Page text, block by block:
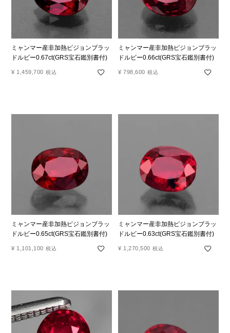
ミャンマー産非加熱ピジョンブラッ
ドルビー0.67ct(GRS宝石鑑別書付)
¥ 1,459,700 税込
ミャンマー産非加熱ピジョンブラッ
ドルビー0.66ct(GRS宝石鑑別書付)
¥ 798,600 税込
ミャンマー産非加熱ピジョンブラッ
ドルビー0.65ct(GRS宝石鑑別書付)
¥ 1,101,100 税込
ミャンマー産非加熱ピジョンブラッ
ドルビー0.63ct(GRS宝石鑑別書付)
¥ 1,270,500 税込